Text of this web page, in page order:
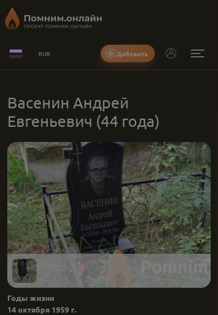
RUB Добавить
Васенин Андрей
Евгеньевич (44 года)
Годы жизни
14 октября 1959 г.